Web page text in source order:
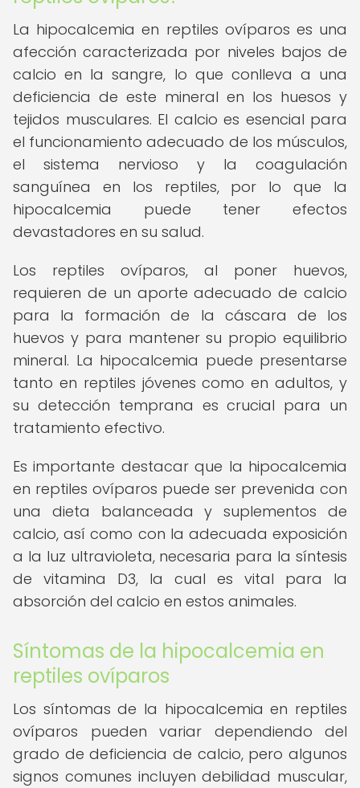
La hipocalcemia en reptiles ovíparos es una
afección caracterizada por niveles bajos de
calcio en la sangre, lo que conlleva a una
deficiencia de este mineral en los huesos y
tejidos musculares. El calcio es esencial para
el funcionamiento adecuado de los músculos,
el sistema nervioso y la coagulación
sanguínea en los reptiles, por lo que la
hipocalcemia puede tener efectos
devastadores en su salud.
Los reptiles ovíparos, al poner huevos,
requieren de un aporte adecuado de calcio
para la formación de la cáscara de los
huevos y para mantener su propio equilibrio
mineral. La hipocalcemia puede presentarse
tanto en reptiles jóvenes como en adultos, y
su detección temprana es crucial para un
tratamiento efectivo.
Es importante destacar que la hipocalcemia
en reptiles ovíparos puede ser prevenida con
una dieta balanceada y suplementos de
calcio, así como con la adecuada exposición
a la luz ultravioleta, necesaria para la síntesis
de vitamina D3, la cual es vital para la
absorción del calcio en estos animales.
Síntomas de la hipocalcemia en
reptiles ovíparos
Los síntomas de la hipocalcemia en reptiles
ovíparos pueden variar dependiendo del
grado de deficiencia de calcio, pero algunos
signos comunes incluyen debilidad muscular,